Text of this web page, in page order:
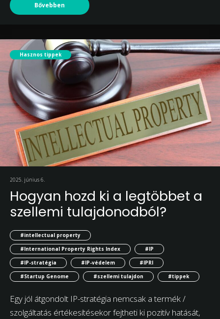
Bővebben
Hasznos tippek
2025. június 6.
Hogyan hozd ki a legtöbbet a
szellemi tulajdonodból?
#intellectual property
#International Property Rights Index
#IP
#IP-stratégia
#IP-védelem
#IPRI
#Startup Genome
#szellemi tulajdon #tippek
Egy jól átgondolt IP-stratégia nemcsak a termék /
szolgáltatás értékesítésekor fejtheti ki pozitív hatását,